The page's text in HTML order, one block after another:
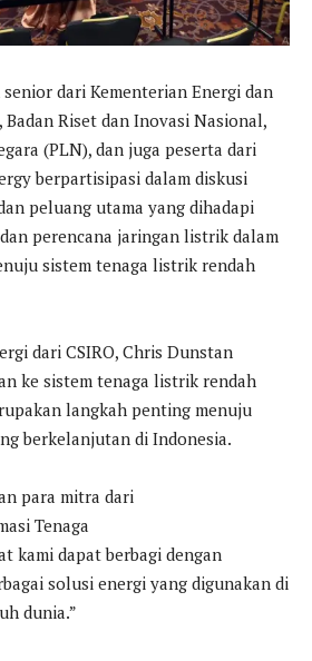
dari Kementerian Energi dan
Badan Riset dan Inovasi Nasional,
(PLN), dan juga peserta dari
berpartisipasi dalam diskusi
peluang utama yang dihadapi
perencana jaringan listrik dalam
sistem tenaga listrik rendah
dari CSIRO, Chris Dunstan
ke sistem tenaga listrik rendah
langkah penting menuju
berkelanjutan di Indonesia.
para mitra dari
Tenaga
kami dapat berbagi dengan
solusi energi yang digunakan di
dunia.”